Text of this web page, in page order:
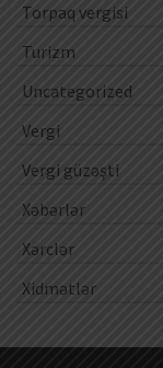
Torpaq vergisi
Turizm
Uncategorized
Vergi
Vergi güzəşti
Xəbərlər
Xərclər
Xidmətlər